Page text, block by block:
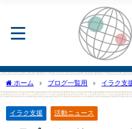
ホーム ブログ一覧用 イラク支
イラク支援 活動ニュース